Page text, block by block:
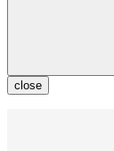
close